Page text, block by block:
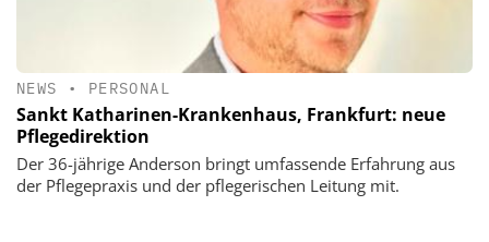
NEWS • PERSONAL
Sankt Katharinen-Krankenhaus, Frankfurt: neue
Pflegedirektion
Der 36-jährige Anderson bringt umfassende Erfahrung aus
der Pflegepraxis und der pflegerischen Leitung mit.